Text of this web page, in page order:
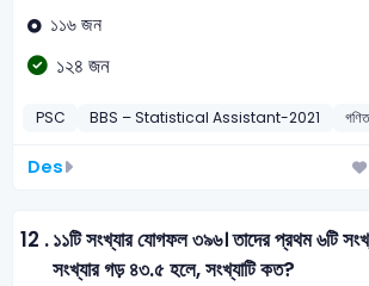
১১৬ জন
১২৪ জন
PSC BBS – Statistical Assistant-2021 গণিত
Des
12 .১১টি সংখ্যার যোগফল ৩৯৬। তাদের প্রথম ৬টি
সংখ্যার গড় ৪৩.৫ হলে, সংখ্যাটি কত?